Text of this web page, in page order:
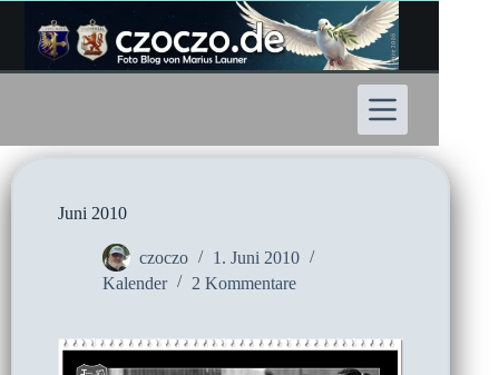
Inhalt
springen
Juni 2010
czoczo
1. Juni 2010
Kalender
2 Kommentare